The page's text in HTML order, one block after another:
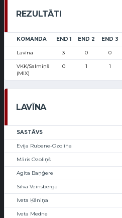
REZULTĀTI
KOMANDA END 1 END 2 END 3
Lavīna 3 0 0
VKK/Salmiņš
(MIX)
0 1 1
LAVĪNA
SASTĀVS
Evija Rubene-Ozoliņa
Māris Ozoliņš
Agita Baņģere
Silva Veinsberga
Iveta Ķēniņa
Iveta Medne